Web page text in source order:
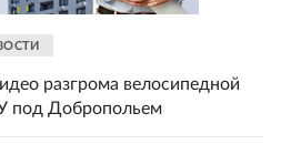
разгрома велосипедной
под Добропольем